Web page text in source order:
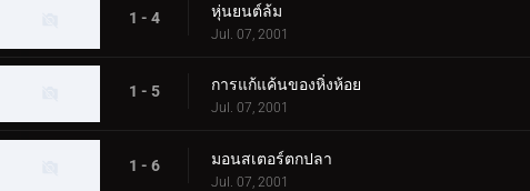
1 - 4 หุ่นยนต์ล้ม
Jul. 07, 2001
1 - 5 การแก้แค้นของหิ่งห้อย
Jul. 07, 2001
1 - 6 มอนสเตอร์ตกปลา
Jul. 07, 2001